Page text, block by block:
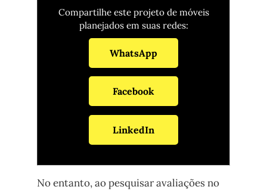
Compartilhe este projeto de móveis
planejados em suas redes:
WhatsApp
Facebook
LinkedIn
No entanto, ao pesquisar avaliações no